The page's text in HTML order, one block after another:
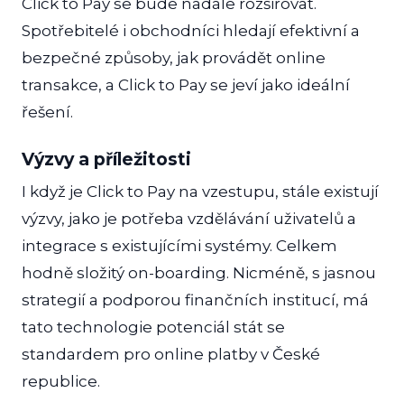
Click to Pay se bude nadále rozšiřovat.
Spotřebitelé i obchodníci hledají efektivní a
bezpečné způsoby, jak provádět online
transakce, a Click to Pay se jeví jako ideální
řešení.
Výzvy a příležitosti
I když je Click to Pay na vzestupu, stále existují
výzvy, jako je potřeba vzdělávání uživatelů a
integrace s existujícími systémy. Celkem
hodně složitý on-boarding. Nicméně, s jasnou
strategií a podporou finančních institucí, má
tato technologie potenciál stát se
standardem pro online platby v České
republice.